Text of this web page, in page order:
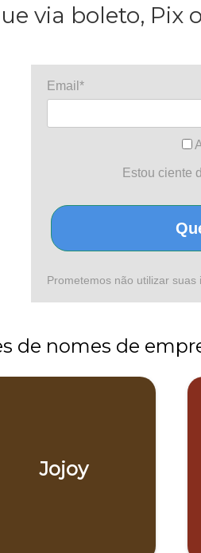
via boleto, Pix
Email*
Estou ciente
Prometemos não utilizar suas
de nomes de
Jojoy